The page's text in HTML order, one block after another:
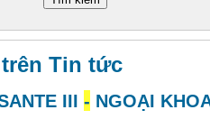
Tin tức
III - NGOẠI